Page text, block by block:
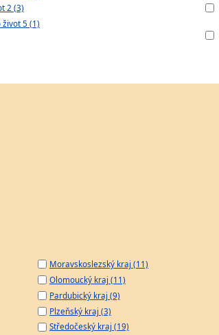
2 (3)
5 (1)
Moravskoslezský kraj (11)
Olomoucký kraj (11)
Pardubický kraj (9)
Plzeňský kraj (3)
Středočeský kraj (19)